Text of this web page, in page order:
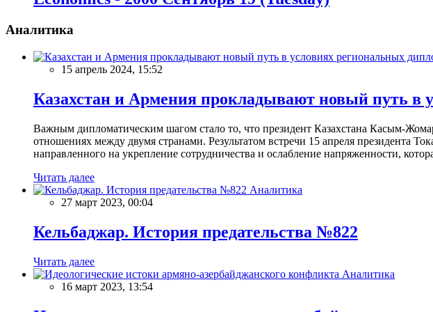
Аналитика
15 апрель 2024, 15:52
Казахстан и Армения прокладывают новый путь в
Важным дипломатическим шагом стало то, что президент Казахстана Касым-
отношениях между двумя странами. Результатом встречи 15 апреля президента
направленного на укрепление сотрудничества и ослабление напряженности,
Читать далее
Аналитика
27 март 2023, 00:04
Кельбаджар. История предательства №822
Читать далее
Аналитика
16 март 2023, 13:54